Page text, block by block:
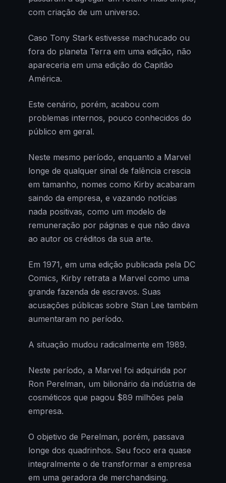
com criação de um universo.
Caso Tony Stark estivesse machucado ou
fora do planeta Terra em uma edição, não
apareceria em uma edição do Capitão
América.
Este cenário, porém, acabou com
problemas internos, pouco conhecidos do
público em geral.
Neste mesmo período, enquanto a Marvel
longe de qualquer sinal de falência crescia
em tamanho, nomes como Kirby acabaram
saindo da empresa, e vazando notícias
nada positivas, como um modelo de
remuneração por páginas e que não dava
ao autor os créditos da sua arte.
Em 1971, em uma edição publicada pela DC
Comics, Kirby retrata a Marvel como uma
grande fazenda de escravos. Suas
acusações públicas sobre Stan Lee também
aumentaram no período.
A situação mudou radicalmente em 1989.
Neste período, a Marvel foi adquirida por
Ron Perelman, um bilionário da indústria de
cosméticos que pagou $89 milhões pela
empresa.
O objetivo de Perelman, porém, passava
longe dos quadrinhos. Seu foco era quase
integralmente o de transformar a empresa
em uma geradora de merchandising.